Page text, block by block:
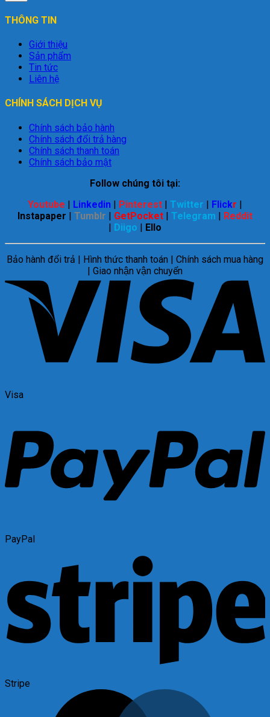
THÔNG TIN
Giới thiệu
Sản phẩm
Tin tức
Liên hệ
CHÍNH SÁCH DỊCH VỤ
Chính sách bảo hành
Chính sách đổi trả hàng
Chính sách thanh toán
Chính sách bảo mật
Follow chúng tôi tại:
Youtube | Linkedin | Pinterest | Twitter | Flickr |
Instapaper | Tumblr | GetPocket | Telegram | Reddit
| Diigo | Ello
Bảo hành đổi trả | Hình thức thanh toán | Chính sách mua hàng
| Giao nhận vận chuyển
Visa
PayPal
Stripe